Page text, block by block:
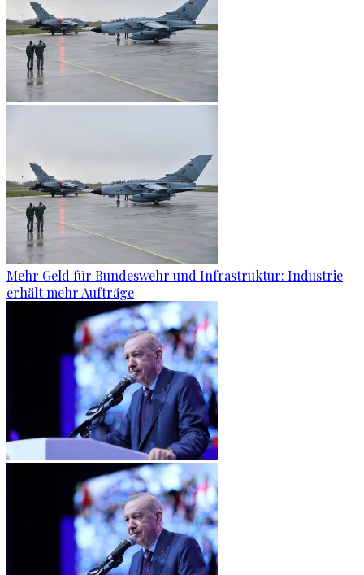
Mehr Geld für Bundeswehr und Infrastruktur: Industrie
erhält mehr Aufträge